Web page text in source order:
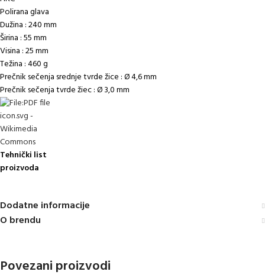
Polirana glava
Dužina : 240 mm
Širina : 55 mm
Visina : 25 mm
Težina : 460 g
Prečnik sečenja srednje tvrde žice : Ø 4,6 mm
Prečnik sečenja tvrde žiec : Ø 3,0 mm
Tehnički list
proizvoda
Dodatne informacije
O brendu
Povezani proizvodi